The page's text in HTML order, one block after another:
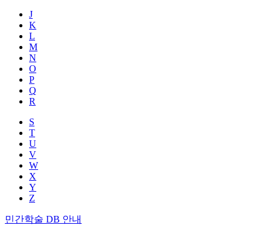
J
K
L
M
N
O
P
Q
R
S
T
U
V
W
X
Y
Z
민간학술 DB 안내